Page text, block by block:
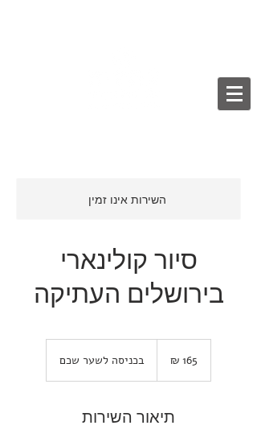
השירות אינו זמין
סיור קולינארי
בירושלים העתיקה
חדשים
בכניסה לשער שכם
תיאור השירות